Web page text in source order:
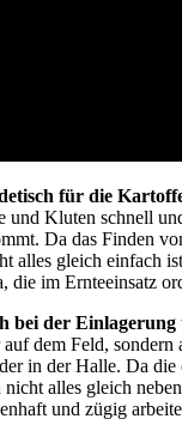
für die
und Kluten schnell
Da das Finden
alles gleich einfach
die im Ernteeinsatz
bei der
dem Feld, sondern
in der Halle. Da die
alles gleich
und zügig